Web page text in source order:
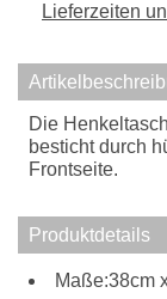
Lieferzeiten
Die
besticht durch
Frontseite.
Produktdetails
Maße:38cm